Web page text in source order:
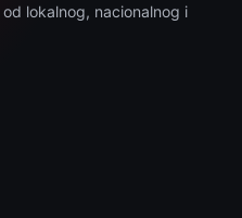
lokalnog, nacionalnog i